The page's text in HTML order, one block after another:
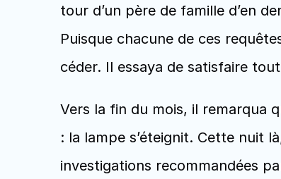
tour d’un père de famille d’en
Puisque chacune de ces
céder. Il essaya de satisfaire
Vers la fin du mois, il remarqua
: la lampe s’éteignit. Cette nuit
investigations recommandées